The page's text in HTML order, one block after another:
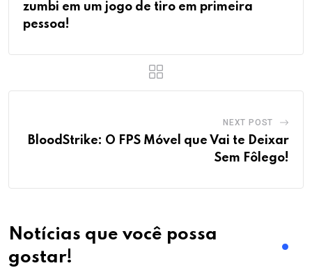
zumbi em um jogo de tiro em primeira
pessoa!
NEXT POST
BloodStrike: O FPS Móvel que Vai te Deixar
Sem Fôlego!
Notícias que você possa
gostar!